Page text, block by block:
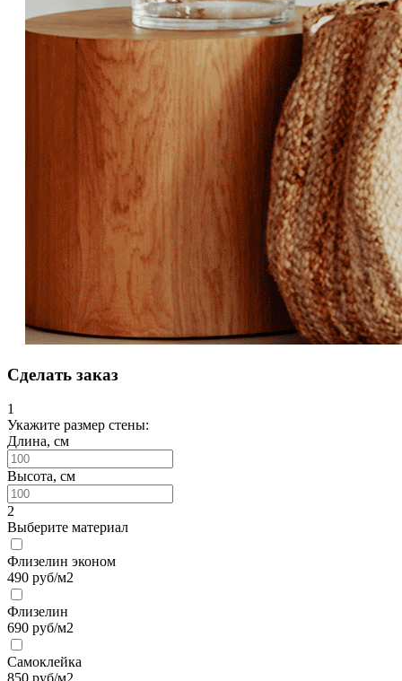
Сделать заказ
1
Укажите размер стены:
Длина, см
Высота, см
2
Выберите материал
Флизелин эконом
490 руб/м2
Флизелин
690 руб/м2
Самоклейка